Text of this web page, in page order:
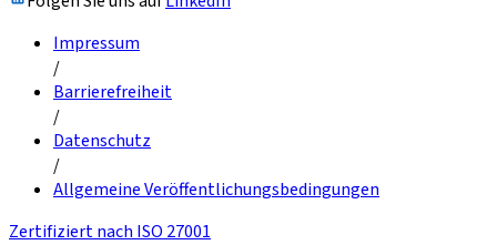
Impressum
/
Barrierefreiheit
/
Datenschutz
/
Allgemeine Veröffentlichungsbedingungen
Zertifiziert nach ISO 27001